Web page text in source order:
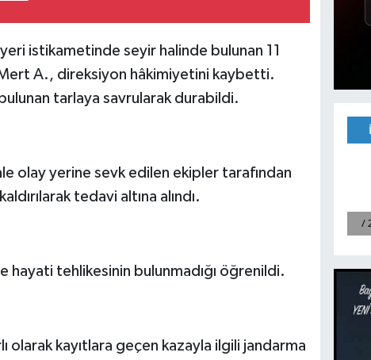
istikametinde seyir halinde bulunan 11
A., direksiyon hâkimiyetini kaybetti.
tarlaya savrularak durabildi.
olay yerine sevk edilen ekipler tarafından
tedavi altına alındı.
hayati tehlikesinin bulunmadığı öğrenildi.
olarak kayıtlara geçen kazayla ilgili jandarma